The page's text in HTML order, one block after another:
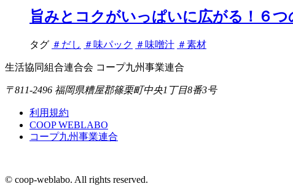
旨みとコクがいっぱいに広がる！６
タグ ＃だし ＃味パック ＃味噌汁 ＃素材
生活協同組合連合会 コープ九州事業連合
〒811-2496 福岡県糟屋郡篠栗町中央1丁目8番3号
利用規約
COOP WEBLABO
コープ九州事業連合
© coop-weblabo. All rights reserved.